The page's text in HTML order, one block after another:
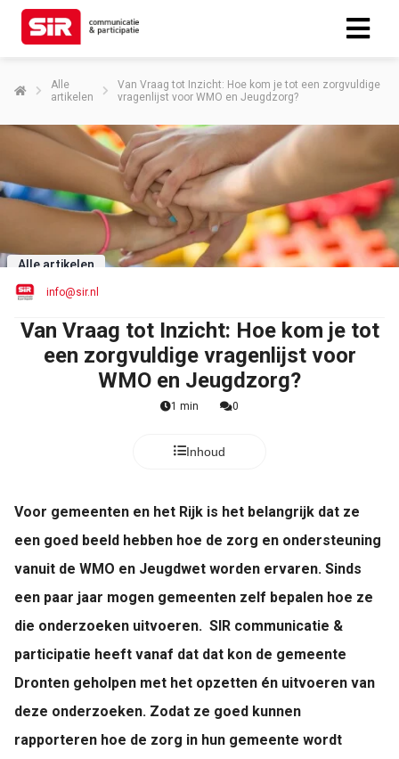
Alle
artikelen
Van Vraag tot Inzicht: Hoe kom je tot een zorgvuldige
vragenlijst voor WMO en Jeugdzorg?
Alle artikelen
info@sir.nl
Van Vraag tot Inzicht: Hoe kom je tot
een zorgvuldige vragenlijst voor
WMO en Jeugdzorg?
1 min 0
Inhoud
Voor gemeenten en het Rijk is het belangrijk dat ze
een goed beeld hebben hoe de zorg en ondersteuning
vanuit de WMO en Jeugdwet worden ervaren. Sinds
een paar jaar mogen gemeenten zelf bepalen hoe ze
die onderzoeken uitvoeren. SIR communicatie &
participatie heeft vanaf dat dat kon de gemeente
Dronten geholpen met het opzetten én uitvoeren van
deze onderzoeken. Zodat ze goed kunnen
rapporteren hoe de zorg in hun gemeente wordt